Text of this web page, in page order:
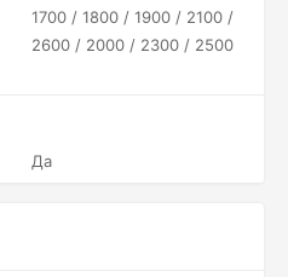
1700 / 1800 / 1900 / 2100 /
2600 / 2000 / 2300 / 2500
Да